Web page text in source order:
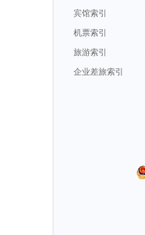
宾馆索引
机票索引
旅游索引
企业差旅索引